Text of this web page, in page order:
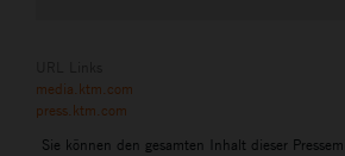
media.ktm.com
press.ktm.com
Sie können den gesamten Inhalt dieser